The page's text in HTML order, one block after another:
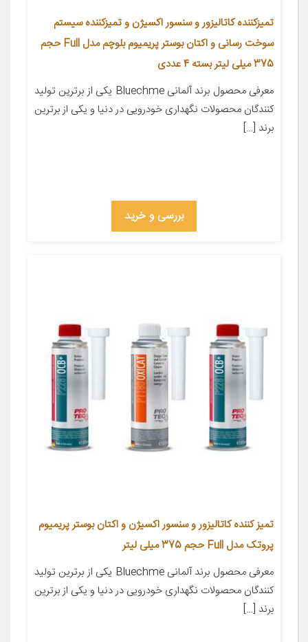
تمیزکننده کاتالیزور و سنسور اکسیژن و تمیزکننده سیستم
سوخت رسانی و اکتان بوستر پریمیوم بلوچم مدل Full حجم
375 میلی لیتر بسته 4 عددی
معرفی محصول برند آلمانی Bluechme یکی از برترین تولید
کنندگان محصولات نگهداری خودرویی در دنیا و یکی از برترین
برند […]
بررسی و خرید
تمیز کننده کاتالیزور و سنسور اکسیژن و اکتان بوستر پریمیوم
پروتک مدل Full حجم 375 میلی لیتر
معرفی محصول برند آلمانی Bluechme یکی از برترین تولید
کنندگان محصولات نگهداری خودرویی در دنیا و یکی از برترین
برند […]